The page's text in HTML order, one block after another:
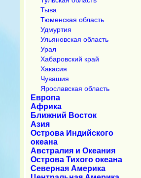
Тыва
Тюменская область
Удмуртия
Ульяновская область
Урал
Хабаровский край
Хакасия
Чувашия
Ярославская область
Европа
Африка
Ближний Восток
Азия
Острова Индийского
океана
Австралия и Океания
Острова Тихого океана
Северная Америка